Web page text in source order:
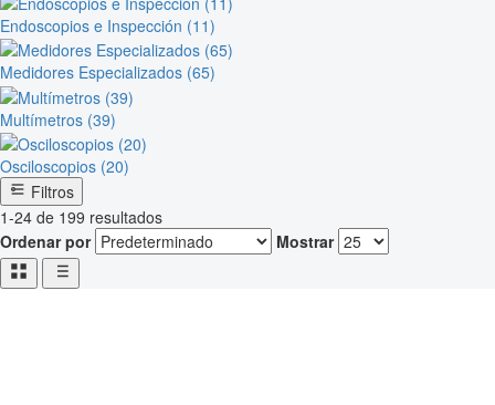
Endoscopios e Inspección (11)
Medidores Especializados (65)
Multímetros (39)
Osciloscopios (20)
Filtros
1-24 de 199 resultados
Ordenar por
Mostrar